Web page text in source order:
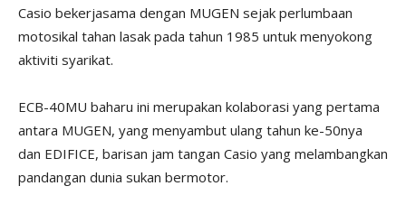
Casio bekerjasama dengan MUGEN sejak perlumbaan
motosikal tahan lasak pada tahun 1985 untuk menyokong
aktiviti syarikat.
ECB-40MU baharu ini merupakan kolaborasi yang pertama
antara MUGEN, yang menyambut ulang tahun ke-50nya
dan EDIFICE, barisan jam tangan Casio yang melambangkan
pandangan dunia sukan bermotor.